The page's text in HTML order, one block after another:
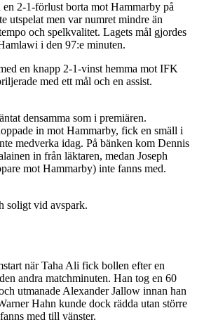
2-1-förlust borta mot Hammarby på
utspelat men var numret mindre än
och spelkvalitet. Lagets mål gjordes
i den 97:e minuten.
en knapp 2-1-vinst hemma mot IFK
med ett mål och en assist.
densamma som i premiären.
in mot Hammarby, fick en smäll i
medverka idag. På bänken kom Dennis
in från läktaren, medan Joseph
mot Hammarby) inte fanns med.
soligt vid avspark.
när Taha Ali fick bollen efter en
andra matchminuten. Han tog en 60
utmanade Alexander Jallow innan han
Hahn kunde dock rädda utan större
med till vänster.